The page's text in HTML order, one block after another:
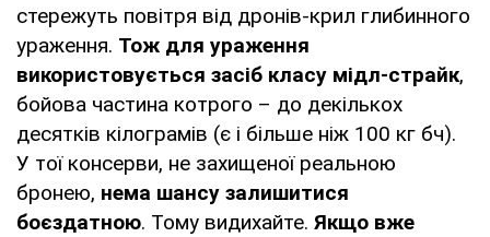
стережуть повітря від дронів-крил глибинного
ураження. Тож для ураження
використовується засіб класу мідл-страйк,
бойова частина котрого – до декількох
десятків кілограмів (є і більше ніж 100 кг бч).
У тої консерви, не захищеної реальною
бронею, нема шансу залишитися
боєздатною. Тому видихайте. Якщо вже